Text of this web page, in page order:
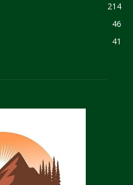
214
46
41